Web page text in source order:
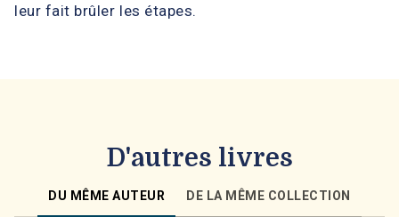
leur fait brûler les étapes.
D'autres livres
DU MÊME AUTEUR DE LA MÊME COLLECTION